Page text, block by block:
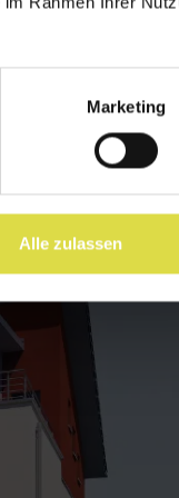
Marketing
Alle zulassen